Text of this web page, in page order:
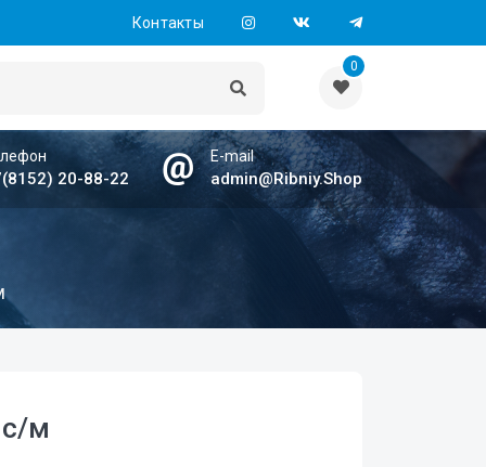
Контакты
0
20-88-22
E-mail
admin@Ribniy.Shop
с/м